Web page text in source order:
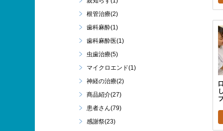
根管治療(2)
歯科麻酔(1)
歯科麻酔医(1)
虫歯治療(5)
マイクロエンド(1)
神経の治療(2)
商品紹介(27)
患者さん(79)
感謝祭(23)